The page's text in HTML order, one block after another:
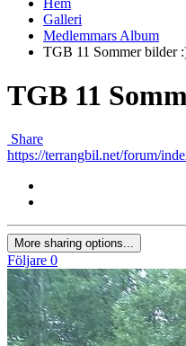
Galleri
Medlemmars Album
TGB 11 Sommer bilder
TGB 11
Share
https://terrangbil.net/forum/
More sharing options...
Följare 0